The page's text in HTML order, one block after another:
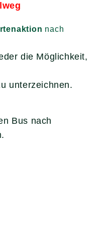
nach
die Möglichkeit,
unterzeichnen.
Bus nach